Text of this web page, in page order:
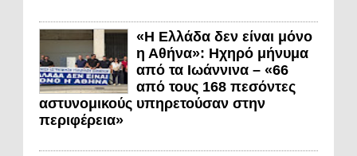
«Η Ελλάδα δεν είναι μόνο
η Αθήνα»: Ηχηρό μήνυμα
από τα Ιωάννινα – «66
από τους 168 πεσόντες
αστυνομικούς υπηρετούσαν στην
περιφέρεια»